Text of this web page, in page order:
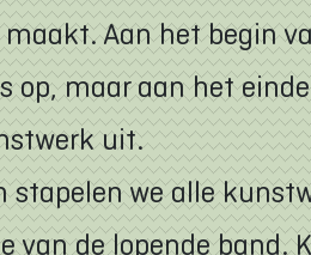
Aan het begin
op, maar aan het
uit.
stapelen we alle
van de lopende band.